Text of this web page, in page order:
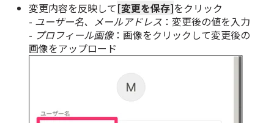
変更内容を反映して[変更を保存]をクリック
- ユーザー名、メールアドレス ：変更後の値を入力
- プロフィール画像：画像をクリックして変更後の
画像をアップロード